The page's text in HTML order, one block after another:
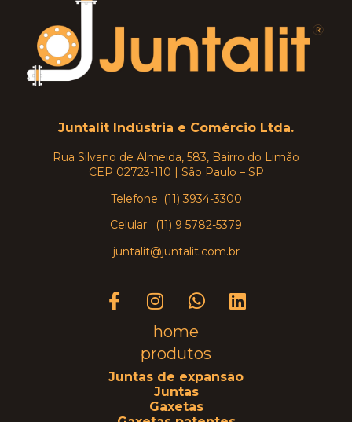
Juntalit Indústria e Comércio Ltda.
Rua Silvano de Almeida, 583, Bairro do Limão
CEP 02723-110 | São Paulo – SP
Telefone: (11) 3934-3300
Celular: (11) 9 5782-5379
juntalit@juntalit.com.br
home
produtos
Juntas de expansão
Juntas
Gaxetas